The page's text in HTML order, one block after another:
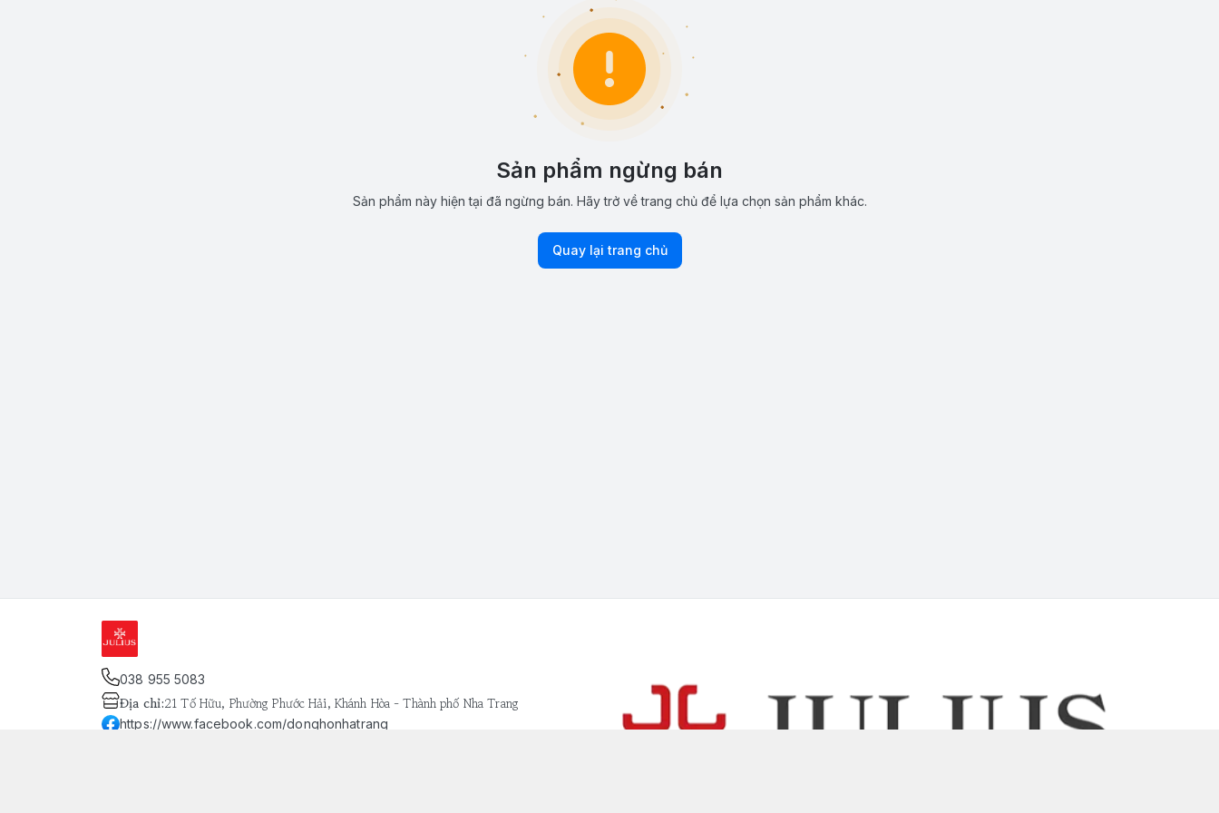
Sản phẩm ngừng bán
Sản phẩm này hiện tại đã ngừng bán. Hãy trở về trang chủ để lựa chọn sản phẩm khác.
Quay lại trang chủ
038 955 5083
Địa chỉ:21 Tố Hữu, Phường Phước Hải, Khánh Hòa - Thành phố Nha Trang
https://www.facebook.com/donghonhatrang